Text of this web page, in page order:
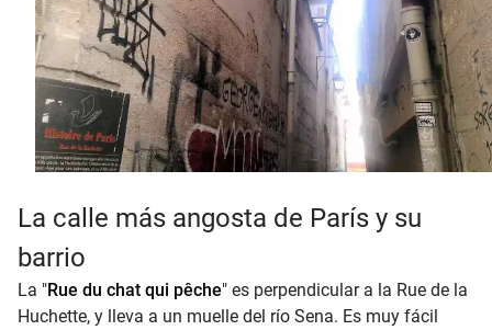
La calle más angosta de París y su
barrio
La "Rue du chat qui pêche" es perpendicular a la Rue de la
Huchette, y lleva a un muelle del río Sena. Es muy fácil